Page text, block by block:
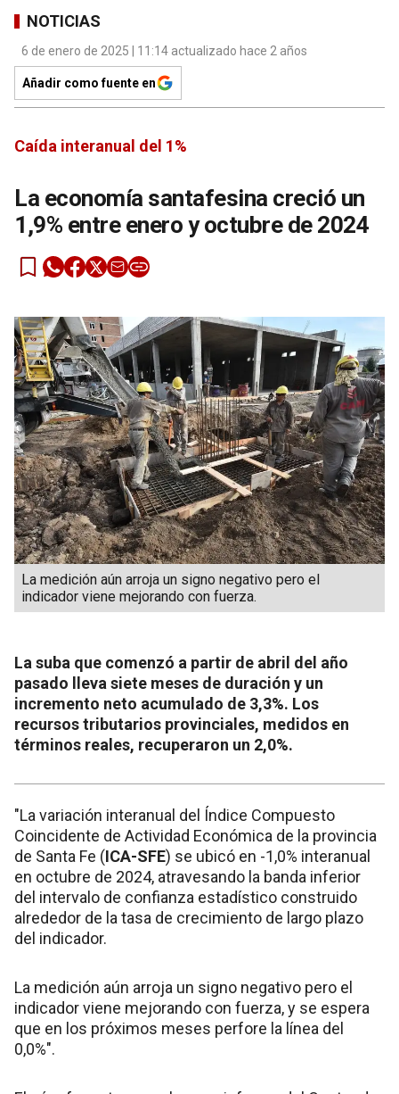
NOTICIAS
6 de enero de 2025 | 11:14 actualizado hace 2 años
Añadir como fuente en
Caída interanual del 1%
La economía santafesina creció un
1,9% entre enero y octubre de 2024
La medición aún arroja un signo negativo pero el
indicador viene mejorando con fuerza.
La suba que comenzó a partir de abril del año
pasado lleva siete meses de duración y un
incremento neto acumulado de 3,3%. Los
recursos tributarios provinciales, medidos en
términos reales, recuperaron un 2,0%.
"La variación interanual del Índice Compuesto
Coincidente de Actividad Económica de la provincia
de Santa Fe (ICA-SFE) se ubicó en -1,0% interanual
en octubre de 2024, atravesando la banda inferior
del intervalo de confianza estadístico construido
alrededor de la tasa de crecimiento de largo plazo
del indicador.
La medición aún arroja un signo negativo pero el
indicador viene mejorando con fuerza, y se espera
que en los próximos meses perfore la línea del
0,0%".